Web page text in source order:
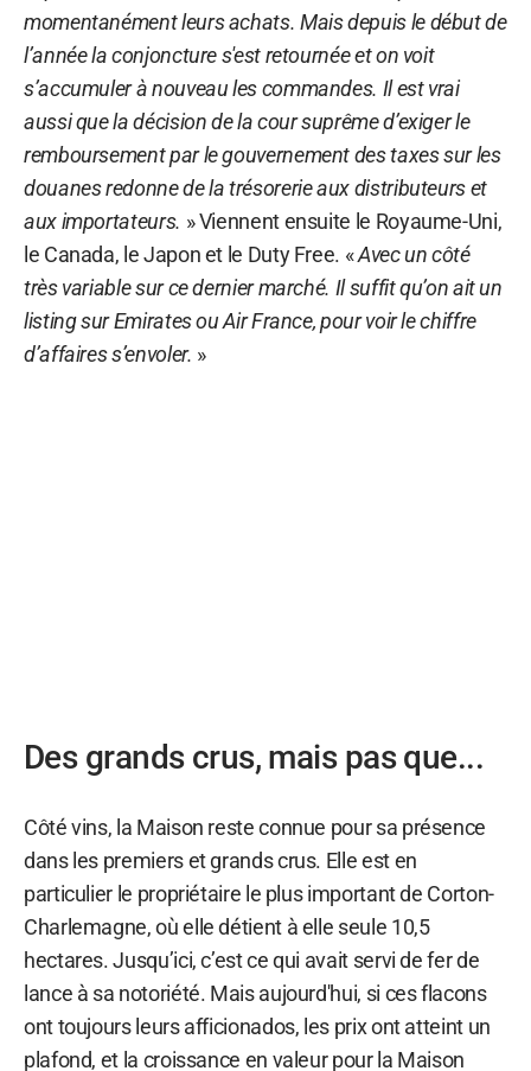
momentanément leurs achats. Mais depuis le début de
l’année la conjoncture s'est retournée et on voit
s’accumuler à nouveau les commandes. Il est vrai
aussi que la décision de la cour suprême d’exiger le
remboursement par le gouvernement des taxes sur les
douanes redonne de la trésorerie aux distributeurs et
aux importateurs. » Viennent ensuite le Royaume-Uni,
le Canada, le Japon et le Duty Free. «Avec un côté
très variable sur ce dernier marché. Il suffit qu’on ait un
listing sur Emirates ou Air France, pour voir le chiffre
d’affaires s’envoler. »
Des grands crus, mais pas que...
Côté vins, la Maison reste connue pour sa présence
dans les premiers et grands crus. Elle est en
particulier le propriétaire le plus important de Corton-
Charlemagne, où elle détient à elle seule 10,5
hectares. Jusqu’ici, c’est ce qui avait servi de fer de
lance à sa notoriété. Mais aujourd'hui, si ces flacons
ont toujours leurs afficionados, les prix ont atteint un
plafond, et la croissance en valeur pour la Maison